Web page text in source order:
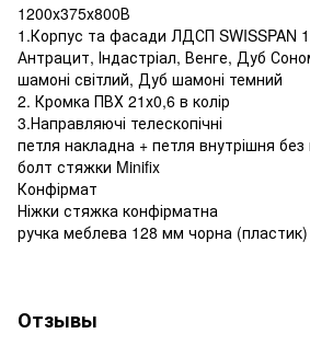
1200х375х800В
1.Корпус та фасади ЛДСП SWISSPAN
Антрацит, Індастріал, Венге, Дуб
шамоні світлий, Дуб шамоні темний
2. Кромка ПВХ 21х0,6 в колір
3.Направляючі телескопічні
петля накладна + петля внутрішня
болт стяжки Minifix
Конфірмат
Ніжки стяжка конфірматна
ручка меблева 128 мм чорна (пластик)
Отзывы